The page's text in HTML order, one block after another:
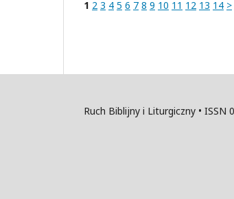
1 2 3 4 5 6 7 8 9 10 11 12 13 14 >
Ruch Biblijny i Liturgiczny •